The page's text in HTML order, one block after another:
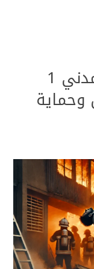
اليوم العالمي للدفاع المدني 1
وحماية